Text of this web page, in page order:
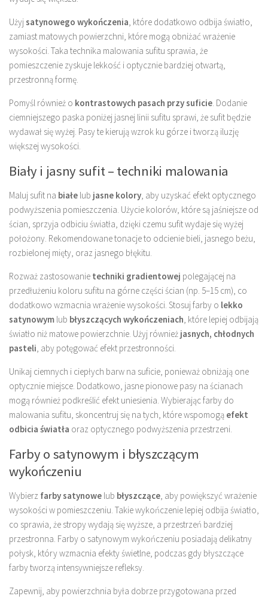
Użyjsatynowego wykończenia, które dodatkowo odbija światło,
zamiast matowych powierzchni, które mogą obniżać wrażenie
wysokości. Taka technika malowania sufitu sprawia, że
pomieszczenie zyskuje lekkość i optycznie bardziej otwartą,
przestronną formę.
Pomyśl również o kontrastowych pasach przy suficie. Dodanie
ciemniejszego paska poniżej jasnej linii sufitu sprawi, że sufit będzie
wydawał się wyżej. Pasy te kierują wzrok ku górze i tworzą iluzję
większej wysokości.
Biały i jasny sufit – techniki malowania
Maluj sufit na białe lub jasne kolory, aby uzyskać efekt optycznego
podwyższenia pomieszczenia. Użycie kolorów, które są jaśniejsze od
ścian, sprzyja odbiciu światła, dzięki czemu sufit wydaje się wyżej
położony. Rekomendowane tonacje to odcienie bieli, jasnego beżu,
rozbielonej mięty, oraz jasnego błękitu.
Rozważ zastosowanie techniki gradientowej polegającej na
przedłużeniu koloru sufitu na górne części ścian (np. 5–15 cm), co
dodatkowo wzmacnia wrażenie wysokości. Stosuj farby o lekko
satynowym lub błyszczących wykończeniach, które lepiej odbijają
światło niż matowe powierzchnie. Użyj również jasnych, chłodnych
pasteli, aby potęgować efekt przestronności.
Unikaj ciemnych i ciepłych barw na suficie, ponieważ obniżają one
optycznie miejsce. Dodatkowo, jasne pionowe pasy na ścianach
mogą również podkreślić efekt uniesienia. Wybierając farby do
malowania sufitu, skoncentruj się na tych, które wspomogą efekt
odbicia światła oraz optycznego podwyższenia przestrzeni.
Farby o satynowym i błyszczącym
wykończeniu
Wybierz farby satynowe lub błyszczące, aby powiększyć wrażenie
wysokości w pomieszczeniu. Takie wykończenie lepiej odbija światło,
co sprawia, że stropy wydają się wyższe, a przestrzeń bardziej
przestronna. Farby o satynowym wykończeniu posiadają delikatny
połysk, który wzmacnia efekty świetlne, podczas gdy błyszczące
farby tworzą intensywniejsze refleksy.
Zapewnij, aby powierzchnia była dobrze przygotowana przed